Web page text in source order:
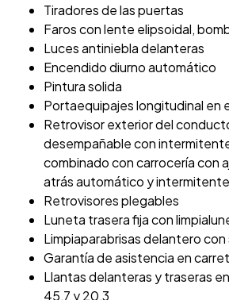
Tiradores de las puertas
Faros con lente elipsoidal,
Luces antiniebla delanteras
Encendido diurno automático
Pintura solida
Portaequipajes longitudinal en
Retrovisor exterior del
desempañable con
combinado con carrocería con
atrás automático y
Retrovisores plegables
Luneta trasera fija con
Limpiaparabrisas delantero con
Garantía de asistencia en
Llantas delanteras y traseras
45,7 y 20,3